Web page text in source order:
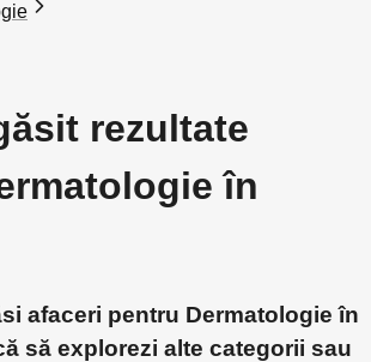
rezultate
în
afaceri pentru Dermatologie în
să explorezi alte categorii sau